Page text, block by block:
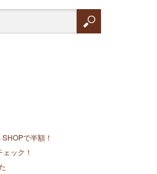
で半額！
ック！